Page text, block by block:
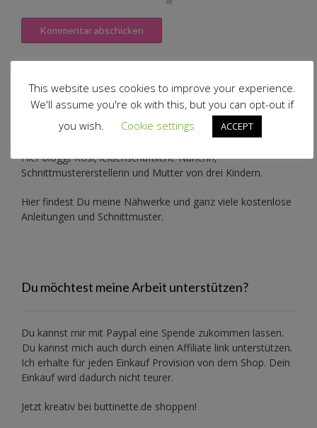
Herzlich willkommen auf meinem Blog!
Hier bloggt Rosi, leidenschaftliche Näherin,
Schnittmustererstellerin und Mutter von drei Kindern.
Hier findest Du meine Nähwerke und ganz viele kostenlose
Anleitungen und Schnittmuster.
Du möchtest meine Arbeit unterstützen?
Du kannst mir mit Paypal eine Spende zukommen lassen.
Du kannst mich auch durch einen Affiliate link unterstützen.
Ich erhalte für jeden Einkauf Provision von dem Shop. Dein
Einkauf wird dadurch nicht teurer.
Jetzt kreativ bei buttinette.de shoppen!
This website uses cookies to improve your experience.
We'll assume you're ok with this, but you can opt-out if
you wish.
Cookie settings ACCEPT